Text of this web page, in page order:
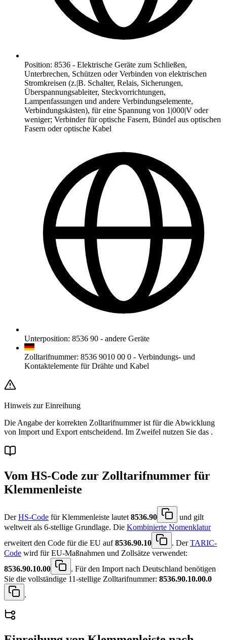
Position: 8536 - Elektrische Geräte zum Schließen,
Unterbrechen, Schützen oder Verbinden von elektrischen
Stromkreisen (z.|B. Schalter, Relais, Sicherungen,
Überspannungsableiter, Steckvorrichtungen,
Lampenfassungen und andere Verbindungselemente,
Verbindungskästen), für eine Spannung von 1|000|V oder
weniger; Verbinder für optische Fasern, Bündel aus optischen
Fasern oder optische Kabel
Unterposition: 8536 90 - andere Geräte
Zolltarifnummer: 8536 9010 00 0 - Verbindungs- und
Kontaktelemente für Drähte und Kabel
Hinweis zur Einreihung
Die Angabe der korrekten Zolltarifnummer ist für die Abwicklung
von Import und Export entscheidend. Im Zweifel nutzen Sie das .
Vom HS-Code zur Zolltarifnummer für
Klemmenleiste
DerHS-Code für Klemmenleiste lautet8536.90
und gilt
weltweit als 6-stellige Grundlage. Die Kombinierte Nomenklatur
erweitert den Code für die EU auf8536.90.10 . DerTARIC-
Code wird für EU-Maßnahmen und Zollsätze verwendet:
8536.90.10.00
. Für den Import nach Deutschland benötigen
Sie die vollständige 11-stellige Zolltarifnummer: 8536.90.10.00.0
.